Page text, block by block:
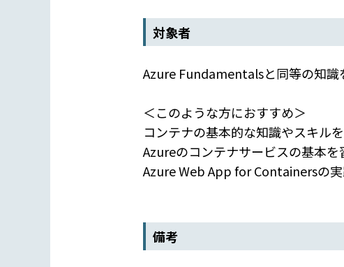
対象者
Azure Fundamentalsと同等の知識
＜このような方におすすめ＞
コンテナの基本的な知識やスキル
Azureのコンテナサービスの基本
Azure Web App for Containersの
備考